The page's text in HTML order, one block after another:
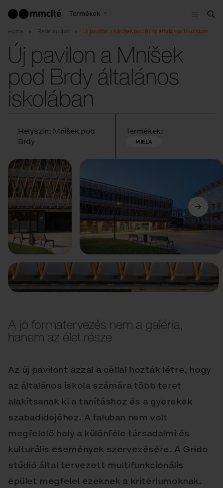
Termékek
Menü
Home Referenciák Új pavilon a Mníšek pod Brdy általános iskolában
Új pavilon a Mníšek
pod Brdy általános
iskolában
Helyszín: Mníšek pod
Brdy
Termékek:
MIELA
Előző Következő
A jó formatervezés nem a galéria,
hanem az élet része
Az új pavilont azzal a céllal hozták létre, hogy
az általános iskola számára több teret
alakítsanak ki a tanításhoz és a gyerekek
szabadidejéhez. A faluban nem volt
megfelelő hely a különféle társadalmi és
kulturális események szervezésére. A Grido
stúdió által tervezett multifunkcionális
épület megfelel ezeknek a kritériumoknak.